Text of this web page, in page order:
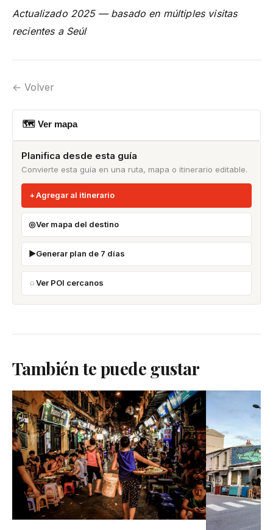
Actualizado 2025 — basado en múltiples visitas
recientes a Seúl
← Volver
🗺 Ver mapa
Planifica desde esta guía
Convierte esta guía en una ruta, mapa o itinerario editable.
Agregar al itinerario
Ver mapa del destino
Generar plan de 7 días
Ver POI cercanos
También te puede gustar